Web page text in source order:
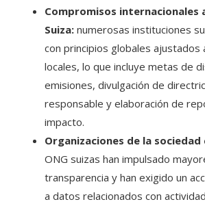
Compromisos internacionales
Suiza: numerosas instituciones
con principios globales ajustados
locales, lo que incluye metas de
emisiones, divulgación de
responsable y elaboración de
impacto.
Organizaciones de la sociedad
ONG suizas han impulsado
transparencia y han exigido un
a datos relacionados con